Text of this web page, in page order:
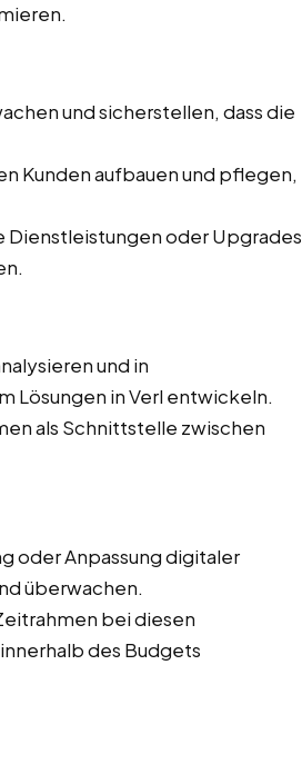
und sicherstellen, dass die
Kunden aufbauen und pflegen,
oder Upgrades
und in
Lösungen in Verl entwickeln.
als Schnittstelle zwischen
oder Anpassung digitaler
überwachen.
bei diesen
des Budgets